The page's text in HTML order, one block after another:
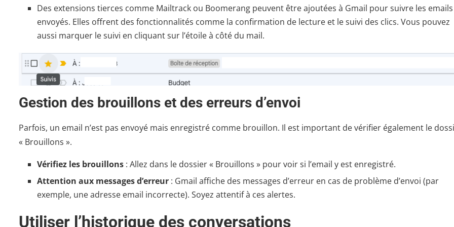
Des extensions tierces comme Mailtrack ou Boomerang peuvent être ajoutées à Gmail pour suivre les emails
envoyés. Elles offrent des fonctionnalités comme la confirmation de lecture et le suivi des clics. Vous pouvez
aussi marquer le suivi en cliquant sur l’étoile à côté du mail.
Gestion des brouillons et des erreurs d’envoi
Parfois, un email n’est pas envoyé mais enregistré comme brouillon. Il est important de vérifier également le
« Brouillons ».
Vérifiez les brouillons : Allez dans le dossier « Brouillons » pour voir si l’email y est enregistré.
Attention aux messages d’erreur : Gmail affiche des messages d’erreur en cas de problème d’envoi (par
exemple, une adresse email incorrecte). Soyez attentif à ces alertes.
Utiliser l’historique des conversations